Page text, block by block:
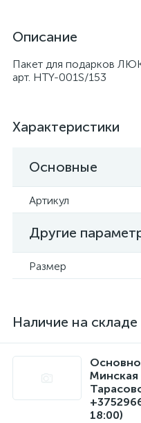
Описание
Пакет для подарков
арт. HTY-001S/153
Характеристики
Основные
Артикул
Другие
Размер
Наличие на складе
Минская
18:00)